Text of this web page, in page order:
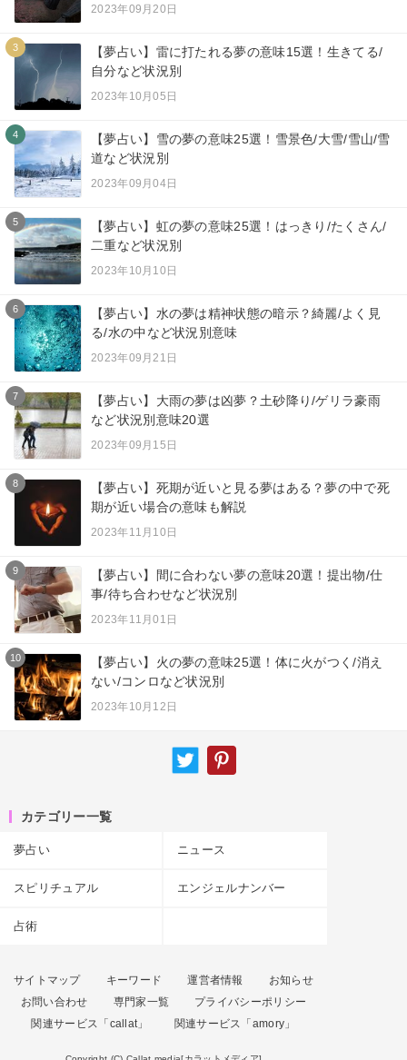
2023年09月20日
3
【夢占い】雷に打たれる夢の意味15選！生きてる/
自分など状況別
2023年10月05日
4
【夢占い】雪の夢の意味25選！雪景色/大雪/雪山/雪
道など状況別
2023年09月04日
5
【夢占い】虹の夢の意味25選！はっきり/たくさん/
二重など状況別
2023年10月10日
6
【夢占い】水の夢は精神状態の暗示？綺麗/よく見
る/水の中など状況別意味
2023年09月21日
7
【夢占い】大雨の夢は凶夢？土砂降り/ゲリラ豪雨
など状況別意味20選
2023年09月15日
8
【夢占い】死期が近いと見る夢はある？夢の中で死
期が近い場合の意味も解説
2023年11月10日
9
【夢占い】間に合わない夢の意味20選！提出物/仕
事/待ち合わせなど状況別
2023年11月01日
10
【夢占い】火の夢の意味25選！体に火がつく/消え
ない/コンロなど状況別
2023年10月12日
カテゴリー一覧
夢占い ニュース
スピリチュアル エンジェルナンバー
占術
サイトマップ キーワード 運営者情報
お知らせ
お問い合わせ
専門家一覧
プライバシーポリシー
関連サービス「callat」
関連サービス「amory」